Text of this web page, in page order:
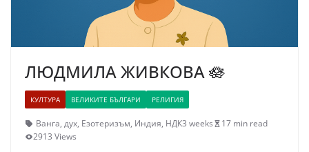
ЛЮДМИЛА ЖИВКОВА 🪷
КУЛТУРА ВЕЛИКИТЕ БЪЛГАРИ РЕЛИГИЯ
Ванга, дух, Езотеризъм, Индия, НДК3 weeks
17 min read
2913 Views